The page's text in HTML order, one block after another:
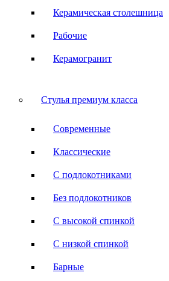
Керамическая столешница
Рабочие
Керамогранит
Стулья премиум класса
Современные
Классические
С подлокотниками
Без подлокотников
С высокой спинкой
С низкой спинкой
Барные